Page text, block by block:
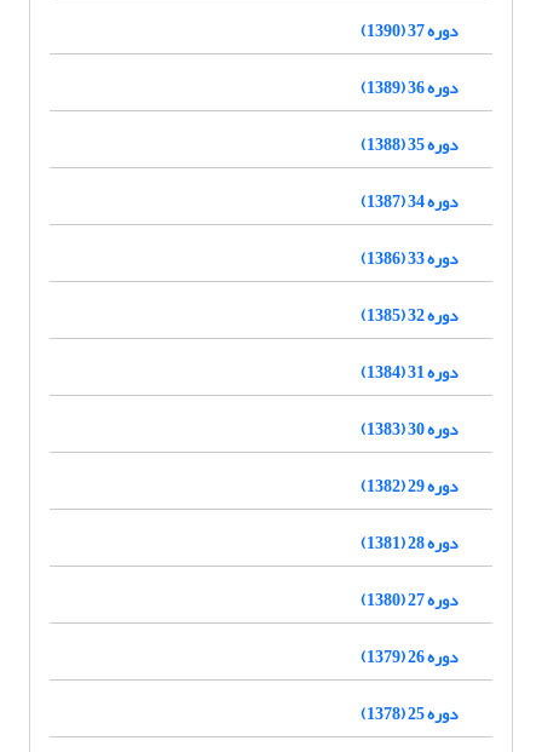
دوره 37 (1390)
دوره 36 (1389)
دوره 35 (1388)
دوره 34 (1387)
دوره 33 (1386)
دوره 32 (1385)
دوره 31 (1384)
دوره 30 (1383)
دوره 29 (1382)
دوره 28 (1381)
دوره 27 (1380)
دوره 26 (1379)
دوره 25 (1378)